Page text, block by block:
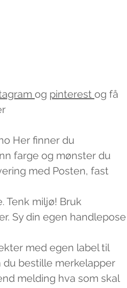
og pinterest og få
Her finner du
farge og mønster du
med Posten, fast
Tenk miljø! Bruk
Sy din egen handlepose
med egen label til
du bestille merkelapper
melding hva som skal